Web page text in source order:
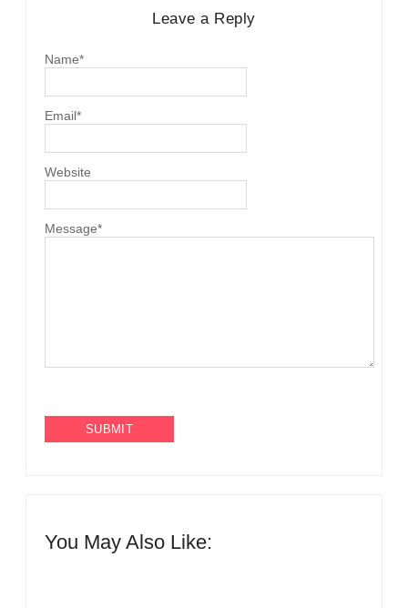
Leave a Reply
Message*
Name*
Email*
Website
You May Also Like: